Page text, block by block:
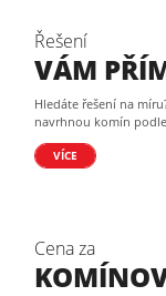
Řešení
VÁM
Hledáte řešení na
navrhnou komín
VÍCE
Cena za